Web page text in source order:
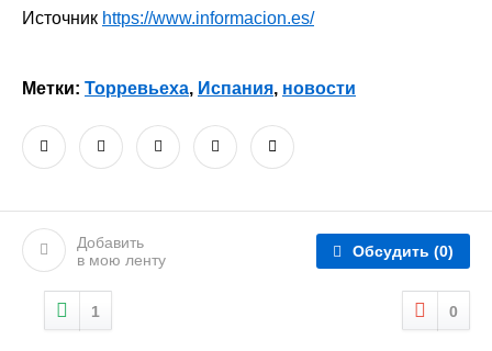
Источник https://www.informacion.es/
Метки: Торревьеха, Испания, новости
Добавить
в мою ленту
Обсудить (0)
1 0